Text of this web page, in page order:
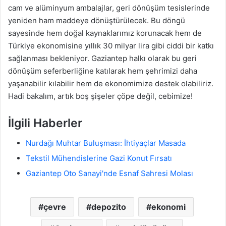
cam ve alüminyum ambalajlar, geri dönüşüm tesislerinde
yeniden ham maddeye dönüştürülecek. Bu döngü
sayesinde hem doğal kaynaklarımız korunacak hem de
Türkiye ekonomisine yıllık 30 milyar lira gibi ciddi bir katkı
sağlanması bekleniyor. Gaziantep halkı olarak bu geri
dönüşüm seferberliğine katılarak hem şehrimizi daha
yaşanabilir kılabilir hem de ekonomimize destek olabiliriz.
Hadi bakalım, artık boş şişeler çöpe değil, cebimize!
İlgili Haberler
Nurdağı Muhtar Buluşması: İhtiyaçlar Masada
Tekstil Mühendislerine Gazi Konut Fırsatı
Gaziantep Oto Sanayi'nde Esnaf Sahresi Molası
çevre depozito ekonomi